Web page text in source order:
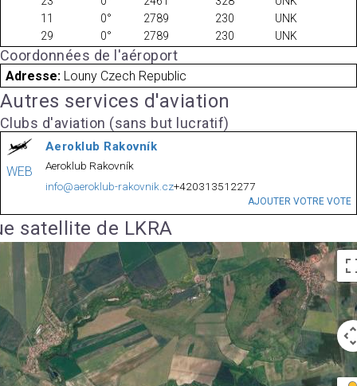
11
0° 2789 230
UNK
29
0° 2789 230 UNK
Coordonnées de l'aéroport
Adresse: Louny Czech Republic
Autres services d'aviation
Clubs d'aviation (sans but lucratif)
WEB
Aeroklub Rakovník
Aeroklub Rakovník
info@aeroklub-rakovnik.cz+420313512277
AJOUTER VOTRE VOTE
satellite de LKRA